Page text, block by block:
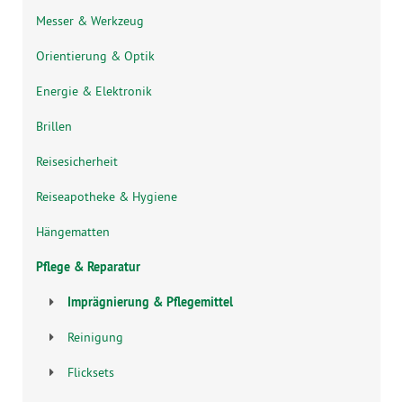
Messer & Werkzeug
Orientierung & Optik
Energie & Elektronik
Brillen
Reisesicherheit
Reiseapotheke & Hygiene
Hängematten
Pflege & Reparatur
Imprägnierung & Pflegemittel
Reinigung
Flicksets